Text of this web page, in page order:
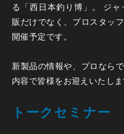
る「西日本釣り博」。 ジ
販だけでなく、プロスタッ
開催予定です。
新製品の情報や、プロなら
内容で皆様をお迎えいたしま
トークセミナー